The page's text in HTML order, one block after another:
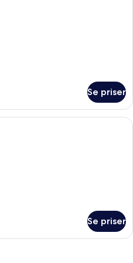
Se priser
Ett badrum med toalett, dusch och
Se priser